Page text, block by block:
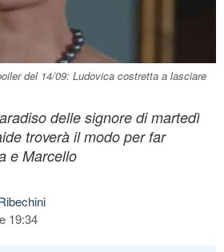
del 14/09: Ludovica costretta a lasciare
delle signore di martedì
troverà il modo per far
e Marcello
19:34